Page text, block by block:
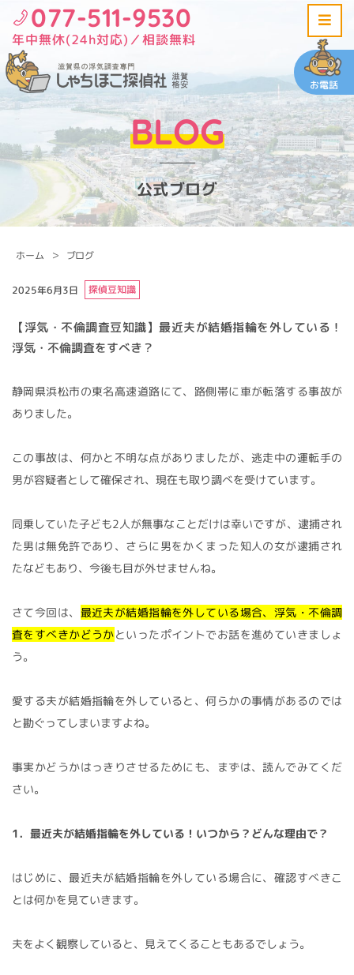
お電話
077-511-9530
年中無休(24h対応)／相談無料
BLOG
公式ブログ
ホーム ブログ
2025年6月3日 探偵豆知識
【浮気・不倫調査豆知識】最近夫が結婚指輪を外している！
浮気・不倫調査をすべき？
静岡県浜松市の東名高速道路にて、路側帯に車が転落する事故が
ありました。
この事故は、何かと不明な点がありましたが、逃走中の運転手の
男が容疑者として確保され、現在も取り調べを受けています。
同乗していた子ども2人が無事なことだけは幸いですが、逮捕され
た男は無免許であり、さらに男をかくまった知人の女が逮捕され
たなどもあり、今後も目が外せませんね。
さて今回は、 最近夫が結婚指輪を外している場合、浮気・不倫調
査をすべきかどうかといったポイントでお話を進めていきましょ
う。
愛する夫が結婚指輪を外していると、何らかの事情があるのでは
と勘ぐってしまいますよね。
事実かどうかはっきりさせるためにも、まずは、読んでみてくだ
さい。
1．最近夫が結婚指輪を外している！いつから？どんな理由で？
はじめに、最近夫が結婚指輪を外している場合に、確認すべきこ
とは何かを見ていきます。
夫をよく観察していると、見えてくることもあるでしょう。